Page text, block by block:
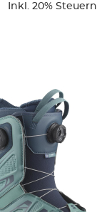
Inkl. 20% Steuern